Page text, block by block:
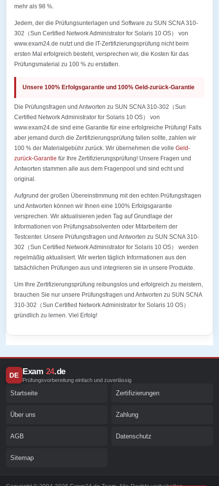
mehr als 98 %.
Jedem, der die Prüfungsunterlagen und Software zu SUN SCNA 310-
302（Sun Certified Network Administrator for Solaris 10 OS） von
www.exam24.de nutzt und die IT-Zertifizierungsprüfung nicht beim
ersten Mal erfolgreich besteht, versprechen wir, die Kosten für das
Prüfungsmaterial zu 100 % zu erstatten.
Unsere 100% Erfolgsgarantie und 100% Geld-zurück-Garantie
Die Prüfungsfragen und Antworten zu SUN SCNA 310-302（Sun
Certified Network Administrator for Solaris 10 OS） von
www.exam24.de sind eine Garantie für eine erfolgreiche Prüfung! Falls
aber jemand durch die Zertifizierungsprüfung fallen sollte, zahlen wir
100 % der Materialgebühr zurück. Wir übernehmen die volle Geld-
zurück-Garantie für Ihre Zertifizierungsprüfung! Unsere Fragen und
Antworten stammen alle aus dem Fragenpool und sind echt und
original.
Aufgrund der großen Übereinstimmung mit den echten Prüfungsfragen
und Antworten können wir Ihnen eine 100% Erfolgsgarantie
versprechen. Wir aktualisieren jeden Tag auf Grundlage der
Informationen von Prüfungsabsolventen oder Mitarbeitern der
Testcenter. Unsere Prüfungsfragen und Antworten zu SUN SCNA 310-
302（Sun Certified Network Administrator for Solaris 10 OS） werden
regelmäßig aktualisiert. Wir werten täglich Informationen aus den
tatsächlichen Prüfungen aus und integrieren sie in unsere Produkte.
Um Ihre Zertifizierungsprüfung reibungslos und erfolgreich zu meistern,
brauchen Sie nur unsere Prüfungsfragen und Antworten zu SUN SCNA
310-302（Sun Certified Network Administrator for Solaris 10 OS）
gründlich zu lernen. Viel Erfolg!
DE Exam 24.de
Prüfungsvorbereitung einfach und zuverlässig
Startseite Zertifizierungen
Über uns Zahlung
AGB Datenschutz
Sitemap